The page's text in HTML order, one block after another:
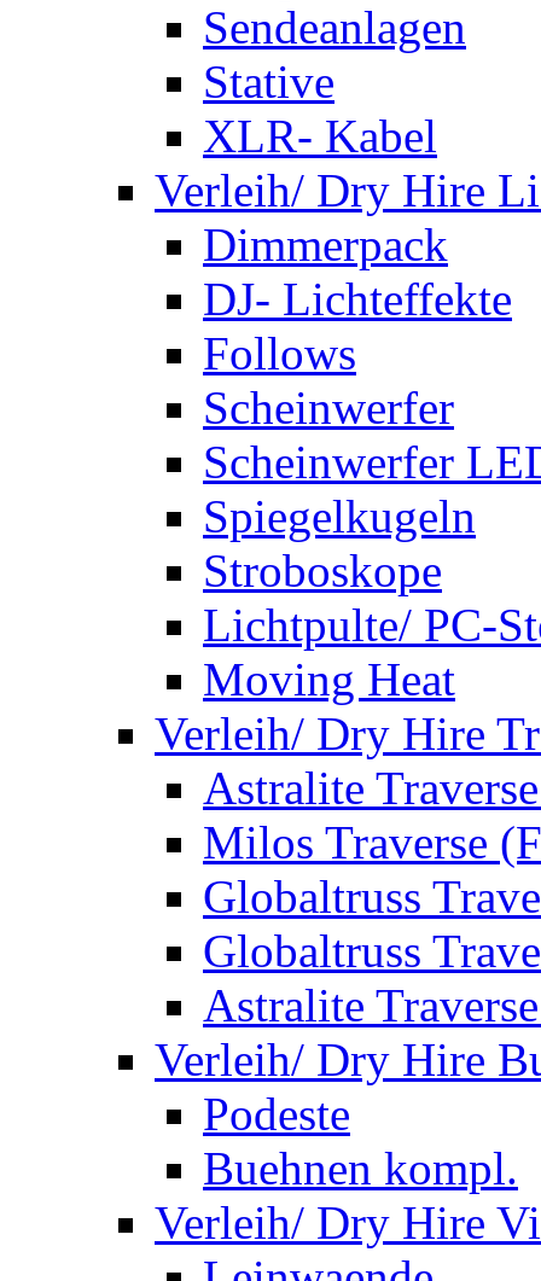
Sendeanlagen
Stative
XLR- Kabel
Verleih/ Dry Hire
Dimmerpack
DJ- Lichteffekte
Follows
Scheinwerfer
Scheinwerfer
Spiegelkugeln
Stroboskope
Lichtpulte/ PC-
Moving Heat
Verleih/ Dry Hire
Astralite
Milos Traverse
Globaltruss
Globaltruss
Astralite
Verleih/ Dry Hire
Podeste
Buehnen kompl.
Verleih/ Dry Hire